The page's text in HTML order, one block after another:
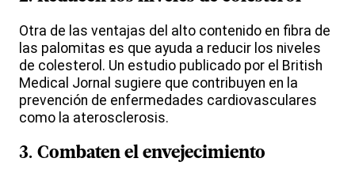
Otra de las ventajas del alto contenido en fibra de
las palomitas es que ayuda a reducir los niveles
de colesterol. Un estudio publicado por el British
Medical Jornal sugiere que contribuyen en la
prevención de enfermedades cardiovasculares
como la aterosclerosis.
3. Combaten el envejecimiento